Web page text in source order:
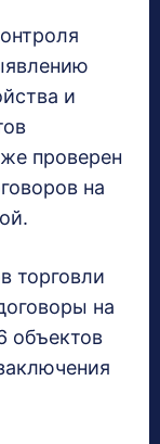
и
проверен
на
торговли
на
объектов